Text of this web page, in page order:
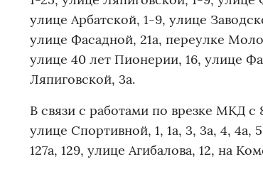
улице Арбатской, 1-9, улице
улице Фасадной, 21а, переулке
улице 40 лет Пионерии, 16, улице
Ляпиговской, 3а.
В связи с работами по врезке МКД
улице Спортивной, 1, 1а, 3, 3а, 4, 4а,
127а, 129, улице Агибалова, 12, на